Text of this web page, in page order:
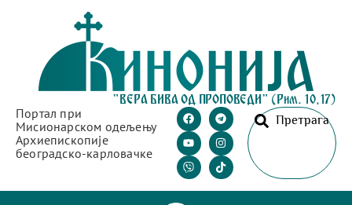
"ВЕРА БИВА ОД ПРОПОВЕДИ" (Рим. 10,17)
Портал при
Мисионарском одељењу
Архиепископије
београдско-карловачке
Претрага